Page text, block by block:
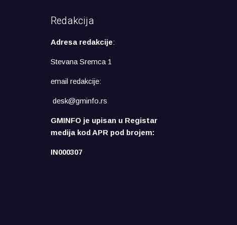
Redakcija
Adresa redakcije:
Stevana Sremca 1
email redakcije:
desk@gminfo.rs
GMINFO je upisan u Registar
medija kod APR pod brojem:
IN000307